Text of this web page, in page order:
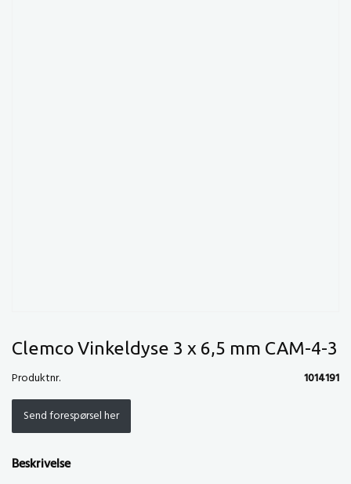
Clemco Vinkeldyse 3 x 6,5 mm CAM-4-3
Produktnr. 1014191
Send forespørsel her
Beskrivelse